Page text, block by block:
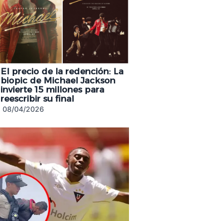
El precio de la redención: La
biopic de Michael Jackson
invierte 15 millones para
reescribir su final
08/04/2026